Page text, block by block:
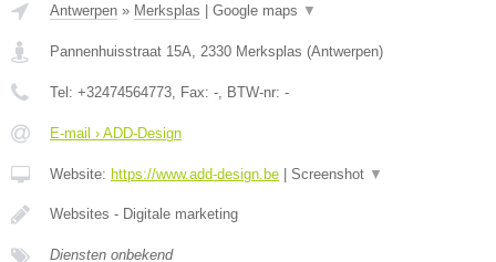
Antwerpen » Merksplas Google maps ▼
Pannenhuisstraat 15A 2330 Merksplas (Antwerpen)
Tel: +32474564773 , Fax: - , BTW-nr: -
E-mail › ADD-Design
Website: https://www.add-design.be Screenshot ▼
Websites - Digitale marketing
Diensten onbekend